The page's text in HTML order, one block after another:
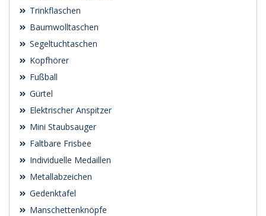
Trinkflaschen
Baumwolltaschen
Segeltuchtaschen
Kopfhörer
Fußball
Gürtel
Elektrischer Anspitzer
Mini Staubsauger
Faltbare Frisbee
Individuelle Medaillen
Metallabzeichen
Gedenktafel
Manschettenknöpfe